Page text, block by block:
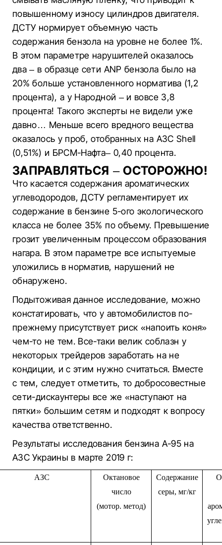
повышенному износу цилиндров двигателя.
ДСТУ нормирует объемную часть
содержания бензола на уровне не более 1%.
В этом параметре нарушителей оказалось
два – в образце сети ANP бензола было на
20% больше установленного норматива (1,2
процента), а у Народной – и вовсе 3,8
процента! Такого эксперты не видели уже
давно… Меньше всего вредного вещества
оказалось у проб, отобранных на АЗС Shell
(0,51%) и БРСМ-Нафта– 0,40 процента.
ЗАПРАВЛЯТЬСЯ – ОСТОРОЖНО!
Что касается содержания ароматических
углеводородов, ДСТУ регламентирует их
содержание в бензине 5-ого экологического
класса не более 35% по объему. Превышение
грозит увеличенным процессом образования
нагара. В этом параметре все испытуемые
уложились в норматив, нарушений не
обнаружено.
Подытоживая данное исследование, можно
констатировать, что у автомобилистов по-
прежнему присутствует риск «напоить коня»
чем-то не тем. Все-таки велик соблазн у
некоторых трейдеров заработать на не
кондиции, и с этим нужно считаться. Вместе
с тем, следует отметить, то добросовестные
сети-дискаунтеры все же «наступают на
пятки» большим сетям и подходят к вопросу
качества ответственно.
Результаты исследования бензина А-95 на
АЗС Украины в марте 2019 г:
АЗС
Октановое
число
(мотор. метод)
Содержание
серы, мг/кг